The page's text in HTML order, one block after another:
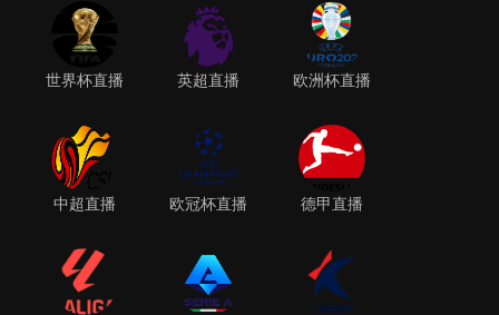
世界杯直播 英超直播 欧洲杯直播
中超直播 欧冠杯直播 德甲直播